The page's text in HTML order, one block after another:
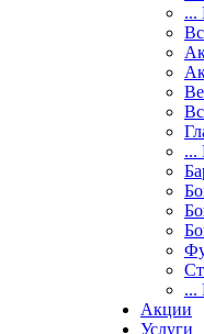
...
...
...
Акции
Услуги